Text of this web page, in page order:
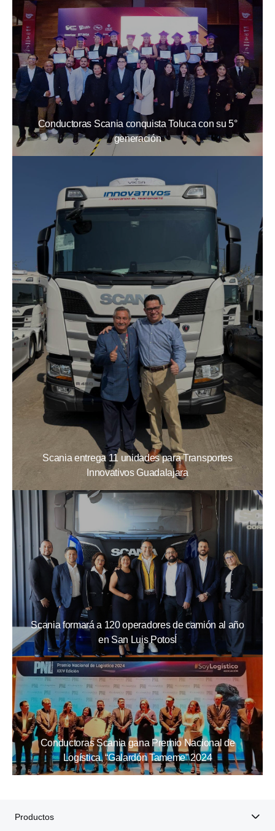
Conductoras Scania conquista Toluca con su 5°
generación
Scania entrega 11 unidades para Transportes
Innovativos Guadalajara
Scania formará a 120 operadores de camión al año
en San Luis PotosÍ
Conductoras Scania gana Premio Nacional de
Logística, “Galardón Tameme” 2024
Productos